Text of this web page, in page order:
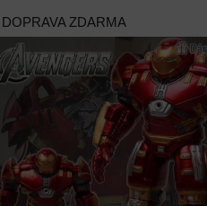
DOPRAVA ZDARMA